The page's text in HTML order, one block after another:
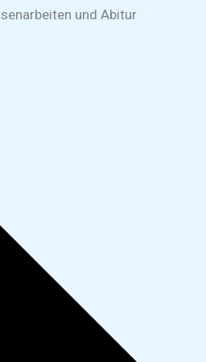
und Abitur